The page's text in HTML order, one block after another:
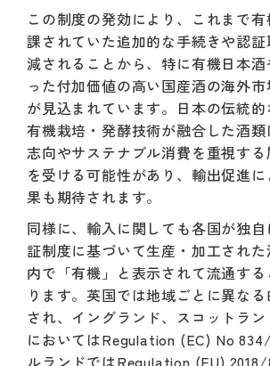
この制度の発効により、これまで
課されていた追加的な手続きや認
減されることから、特に有機日本
った付加価値の高い国産酒の海外
が見込まれています。日本の伝統的
有機栽培・発酵技術が融合した酒
志向やサステナブル消費を重視す
を受ける可能性があり、輸出促進
果も期待されます。
同様に、輸入に関しても各国が独
証制度に基づいて生産・加工され
内で「有機」と表示されて流通す
ります。英国では地域ごとに異な
され、イングランド、スコットラ
においてはRegulation (EC) No